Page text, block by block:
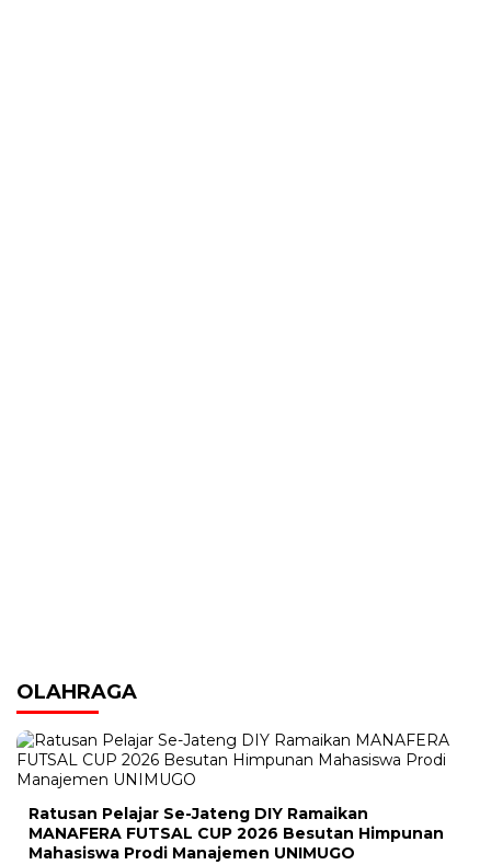
OLAHRAGA
Ratusan Pelajar Se-Jateng DIY Ramaikan
MANAFERA FUTSAL CUP 2026 Besutan Himpunan
Mahasiswa Prodi Manajemen UNIMUGO